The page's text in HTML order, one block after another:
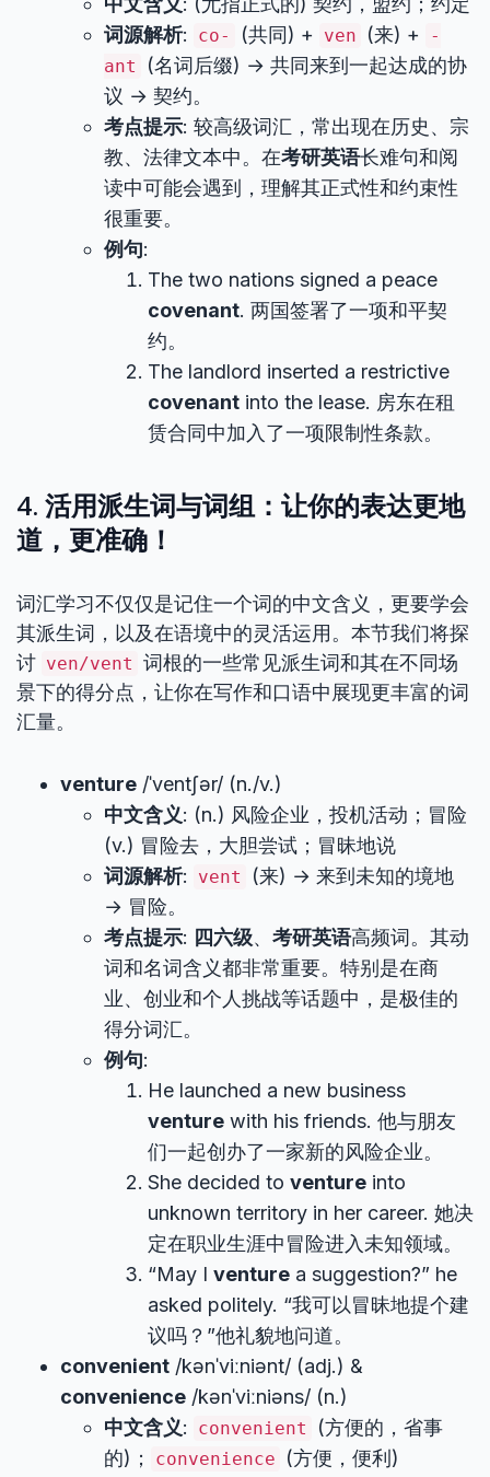
词源解析: co- (共同) + ven (来) +
-
ant
(名词后缀) → 共同来到一起达成的协
议 → 契约。
考点提示: 较高级词汇，常出现在历史、宗
教、法律文本中。在考研英语长难句和阅
读中可能会遇到，理解其正式性和约束性
很重要。
例句:
The two nations signed a peace
covenant. 两国签署了一项和平契
约。
The landlord inserted a restrictive
covenant into the lease. 房东在租
赁合同中加入了一项限制性条款。
4. 活用派生词与词组：让你的表达更地
道，更准确！
词汇学习不仅仅是记住一个词的中文含义，更要学会
其派生词，以及在语境中的灵活运用。本节我们将探
讨 ven/vent 词根的一些常见派生词和其在不同场
景下的得分点，让你在写作和口语中展现更丰富的词
汇量。
venture /ˈventʃər/ (n./v.)
中文含义: (n.) 风险企业，投机活动；冒险
(v.) 冒险去，大胆尝试；冒昧地说
词源解析: vent
(来) → 来到未知的境地
→ 冒险。
考点提示: 四六级、 考研英语高频词。其动
词和名词含义都非常重要。特别是在商
业、创业和个人挑战等话题中，是极佳的
得分词汇。
例句:
He launched a new business
venture with his friends. 他与朋友
们一起创办了一家新的风险企业。
She decided to venture into
unknown territory in her career. 她决
定在职业生涯中冒险进入未知领域。
“May I venture a suggestion?” he
asked politely. “我可以冒昧地提个建
议吗？”他礼貌地问道。
convenient /kənˈviːniənt/ (adj.) &
convenience /kənˈviːniəns/ (n.)
中文含义: convenient
(方便的，省事
的)；
convenience
(方便，便利)